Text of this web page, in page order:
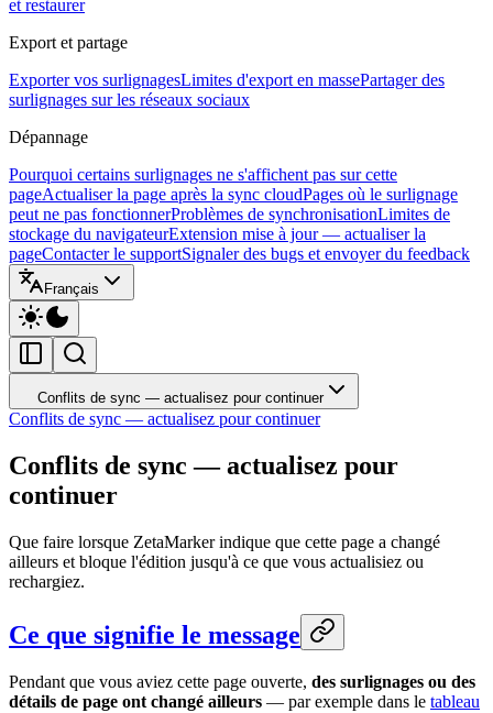
et restaurer
Export et partage
Exporter vos surlignagesLimites d'export en massePartager des
surlignages sur les réseaux sociaux
Dépannage
Pourquoi certains surlignages ne s'affichent pas sur cette
pageActualiser la page après la sync cloudPages où le surlignage
peut ne pas fonctionnerProblèmes de synchronisationLimites de
stockage du navigateurExtension mise à jour — actualiser la
pageContacter le supportSignaler des bugs et envoyer du feedback
Français
Conflits de sync — actualisez pour continuer
Conflits de sync — actualisez pour continuer
Conflits de sync — actualisez pour
continuer
Que faire lorsque ZetaMarker indique que cette page a changé
ailleurs et bloque l'édition jusqu'à ce que vous actualisiez ou
rechargiez.
Ce que signifie le message
Pendant que vous aviez cette page ouverte, des surlignages ou des
détails de page ont changé ailleurs — par exemple dans le tableau